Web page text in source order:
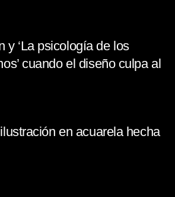
y ‘La psicología de los
cuando el diseño culpa al
en acuarela hecha